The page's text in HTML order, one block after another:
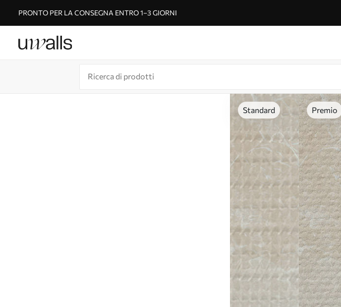
PRONTO PER LA CONSEGNA ENTRO 1–3 GIORNI
Standard Premio